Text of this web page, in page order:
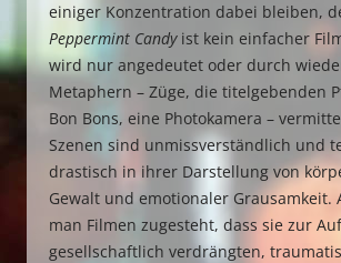
einiger Konzentration dabei bleiben,
Peppermint Candyist kein einfacher
wird nur angedeutet oder durch
Metaphern – Züge, die titelgebenden
Bon Bons, eine Photokamera –
Szenen sind unmissverständlich und
drastisch in ihrer Darstellung von
Gewalt und emotionaler Grausamkeit.
man Filmen zugesteht, dass sie zur
gesellschaftlich verdrängten,